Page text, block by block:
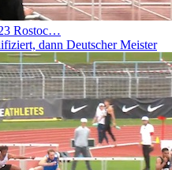
Rostoc…
dann Deutscher Meister